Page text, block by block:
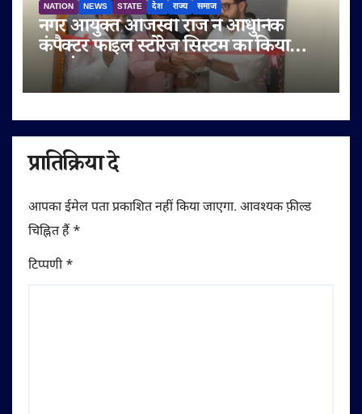
NATION NEWS STATE देश राज्य समाज
नगर आयुक्त ओजस्वी राज ने आधुनिक
कंपैक्टर फाइल स्टोरेज सिस्टम का किया
शुभारंभ
प्रातिक्रिया दे
आपका ईमेल पता प्रकाशित नहीं किया जाएगा. आवश्यक फ़ील्ड
चिह्नित हैं *
टिप्पणी*